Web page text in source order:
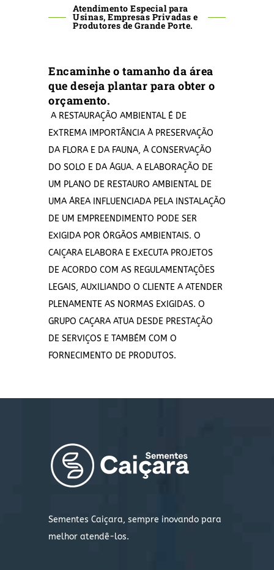
Atendimento Especial para
Usinas, Empresas Privadas e
Produtores de Grande Porte.
Encaminhe o tamanho da área
que deseja plantar para obter o
orçamento.
A RESTAURAÇÃO AMBIENTAL É DE
EXTREMA IMPORTÂNCIA À PRESERVAÇÃO
DA FLORA E DA FAUNA, À CONSERVAÇÃO
DO SOLO E DA ÁGUA. A ELABORAÇÃO DE
UM PLANO DE RESTAURO AMBIENTAL DE
UMA ÁREA INFLUENCIADA PELA INSTALAÇÃO
DE UM EMPREENDIMENTO PODE SER
EXIGIDA POR ÓRGÃOS AMBIENTAIS. O
CAIÇARA ELABORA E EXECUTA PROJETOS
DE ACORDO COM AS REGULAMENTAÇÕES
LEGAIS, AUXILIANDO O CLIENTE A ATENDER
PLENAMENTE AS NORMAS EXIGIDAS. O
GRUPO CAÇARA ATUA DESDE PRESTAÇÃO
DE SERVIÇOS E TAMBÉM COM O
FORNECIMENTO DE PRODUTOS.
Sementes Caiçara, sempre inovando para
melhor atendê-los.